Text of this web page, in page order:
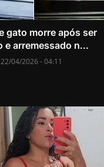
gato morre após ser
e arremessado n...
22/04/2026 - 04:11